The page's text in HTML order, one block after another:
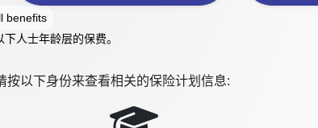
benefits
人士年龄层的保费。
以下身份来查看相关的保险计划信息: